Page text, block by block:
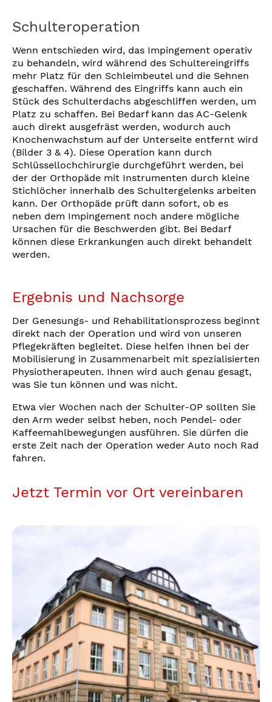
Schulteroperation
Wenn entschieden wird, das Impingement operativ
zu behandeln, wird während des Schultereingriffs
mehr Platz für den Schleimbeutel und die Sehnen
geschaffen. Während des Eingriffs kann auch ein
Stück des Schulterdachs abgeschliffen werden, um
Platz zu schaffen. Bei Bedarf kann das AC-Gelenk
auch direkt ausgefräst werden, wodurch auch
Knochenwachstum auf der Unterseite entfernt wird
(Bilder 3 & 4). Diese Operation kann durch
Schlüssellochchirurgie durchgeführt werden, bei
der der Orthopäde mit Instrumenten durch kleine
Stichlöcher innerhalb des Schultergelenks arbeiten
kann. Der Orthopäde prüft dann sofort, ob es
neben dem Impingement noch andere mögliche
Ursachen für die Beschwerden gibt. Bei Bedarf
können diese Erkrankungen auch direkt behandelt
werden.
Ergebnis und Nachsorge
Der Genesungs- und Rehabilitationsprozess beginnt
direkt nach der Operation und wird von unseren
Pflegekräften begleitet. Diese helfen Ihnen bei der
Mobilisierung in Zusammenarbeit mit spezialisierten
Physiotherapeuten. Ihnen wird auch genau gesagt,
was Sie tun können und was nicht.
Etwa vier Wochen nach der Schulter-OP sollten Sie
den Arm weder selbst heben, noch Pendel- oder
Kaffeemahlbewegungen ausführen. Sie dürfen die
erste Zeit nach der Operation weder Auto noch Rad
fahren.
Jetzt Termin vor Ort vereinbaren